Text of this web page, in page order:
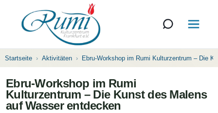
Startseite Aktivitäten Ebru-Workshop im Rumi Kulturzentrum – Die
Ebru-Workshop im Rumi
Kulturzentrum – Die Kunst des Malens
auf Wasser entdecken